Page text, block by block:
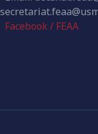
Facebook / FEAA